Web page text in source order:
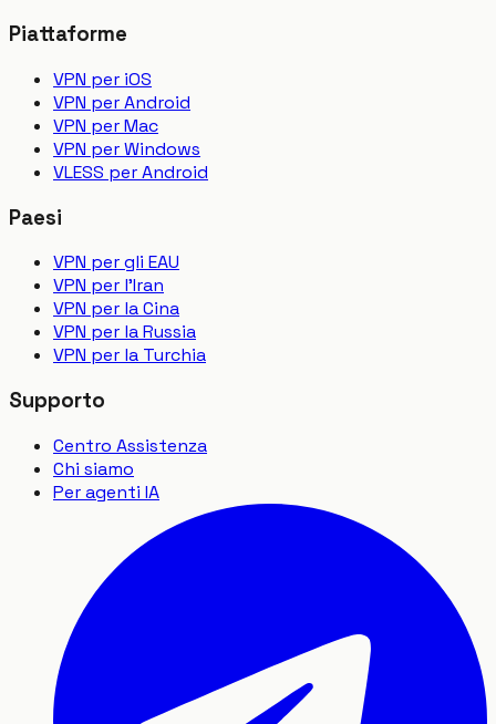
Piattaforme
VPN per iOS
VPN per Android
VPN per Mac
VPN per Windows
VLESS per Android
Paesi
VPN per gli EAU
VPN per l'Iran
VPN per la Cina
VPN per la Russia
VPN per la Turchia
Supporto
Centro Assistenza
Chi siamo
Per agenti IA